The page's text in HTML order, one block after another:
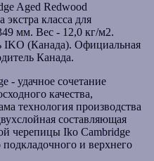
Aged Redwood
класса для
мм. Вес - 12,0 кг/м2.
IKO (Канада). Официальная
Канада.
- удачное сочетание
качества,
технология производства
составляющая
черепицы Iko Cambridge
и верхнего